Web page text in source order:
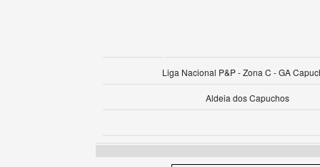
Liga Nacional P&P - Zona C - GA
Aldeia dos Capuchos